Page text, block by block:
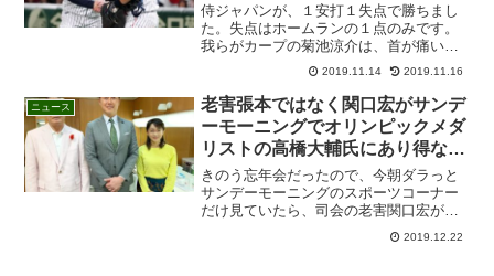
侍ジャパンが、１安打１失点で勝ちまし
た。失点はホームランの１点のみです。
我らがカープの菊池涼介は、首が痛いの
でお休みでした。しかし、鈴木誠也が相
変わらずの無双ぶりを魅せています。き
のうのメキシコ戦も、４打数２安打１打
点１得点です。凡退したラ...
2019.11.14 2019.11.16
ニュース
老害張本ではなく関口宏がサンデ
ーモーニングでオリンピックメダ
リストの高橋大輔氏にあり得ない
暴言を吐く!!
きのう忘年会だったので、今朝ダラっと
サンデーモーニングのスポーツコーナー
だけ見ていたら、司会の老害関口宏がと
んでもない暴言を吐きまくっていまし
た。スケートの全日本選手権で、高橋大
2019.12.22